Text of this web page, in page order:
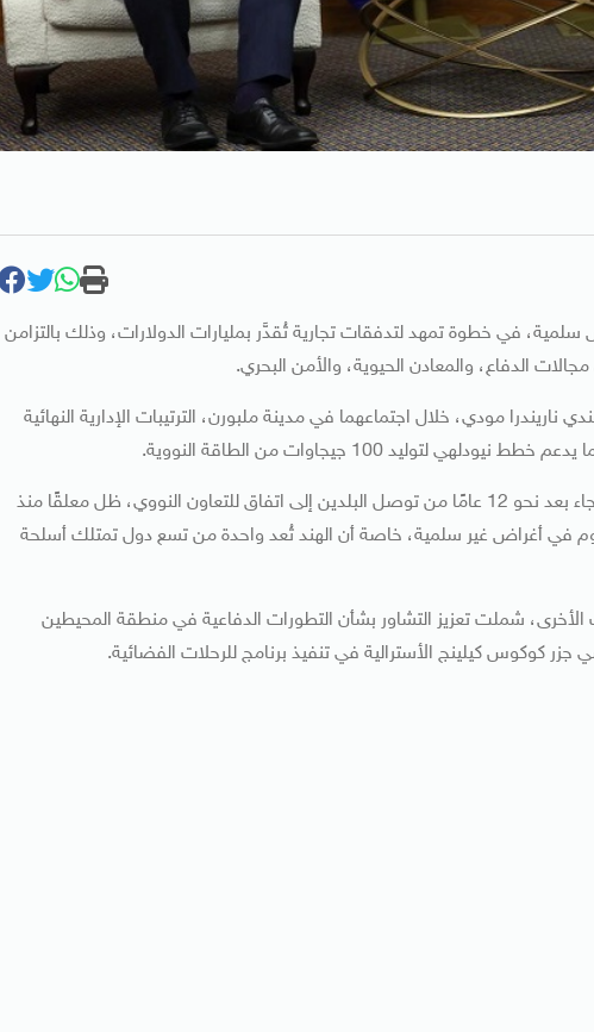
سلمية، في خطوة تمهد لتدفقات تجارية تُقدَّر بمليارات الدولارات، وذلك بالتزامن
الدفاع، والمعادن الحيوية، والأمن البحري.
ناريندرا مودي، خلال اجتماعهما في مدينة ملبورن، الترتيبات الإدارية النهائية
100 جيجاوات من الطاقة النووية.
ومنح الاتفاق دفعة قوية لقطاع التعدين الأسترالي، إذ جاء بعد نحو 12 عامًا من توصل البلدين إلى اتفاق للتعاون النووي، ظل معلقًا منذ
في أغراض غير سلمية، خاصة أن الهند تُعد واحدة من تسع دول تمتلك أسلحة
شملت تعزيز التشاور بشأن التطورات الدفاعية في منطقة المحيطين
كوكوس كيلينج الأسترالية في تنفيذ برنامج للرحلات الفضائية.